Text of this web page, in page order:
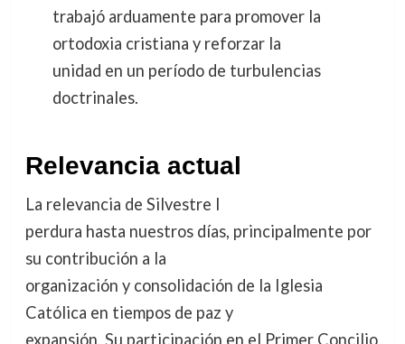
trabajó arduamente para promover la
ortodoxia cristiana y reforzar la
unidad en un período de turbulencias
doctrinales.
Relevancia actual
La relevancia de Silvestre I
perdura hasta nuestros días, principalmente por
su contribución a la
organización y consolidación de la Iglesia
Católica en tiempos de paz y
expansión. Su participación en el Primer Concilio